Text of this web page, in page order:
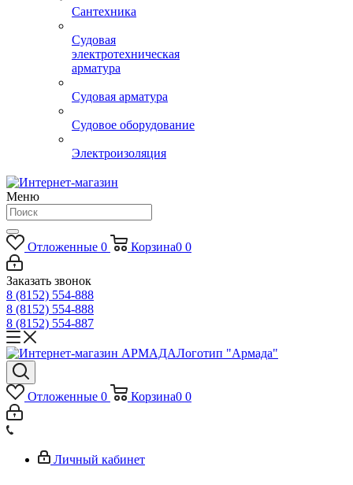
Сантехника
Судовая
электротехническая
арматура
Судовая арматура
Судовое оборудование
Электроизоляция
Меню
Отложенные 0 Корзина0 0
Заказать звонок
8 (8152) 554-888
8 (8152) 554-888
8 (8152) 554-887
Логотип "Армада"
Отложенные 0 Корзина0 0
Личный кабинет